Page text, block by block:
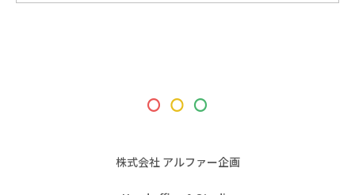
株式会社 アルファー企画